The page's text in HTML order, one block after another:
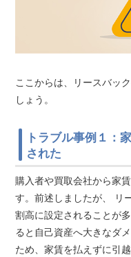
ここからは、リースバッ
しょう。
トラブル事例１：
された
購入者や買取会社から家
す。前述しましたが、 リ
割高に設定されることが
ると自己資産へ大きなダ
ため、家賃を払えずに引